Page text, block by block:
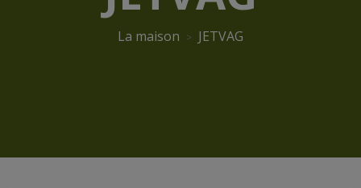
La maison JETVAG